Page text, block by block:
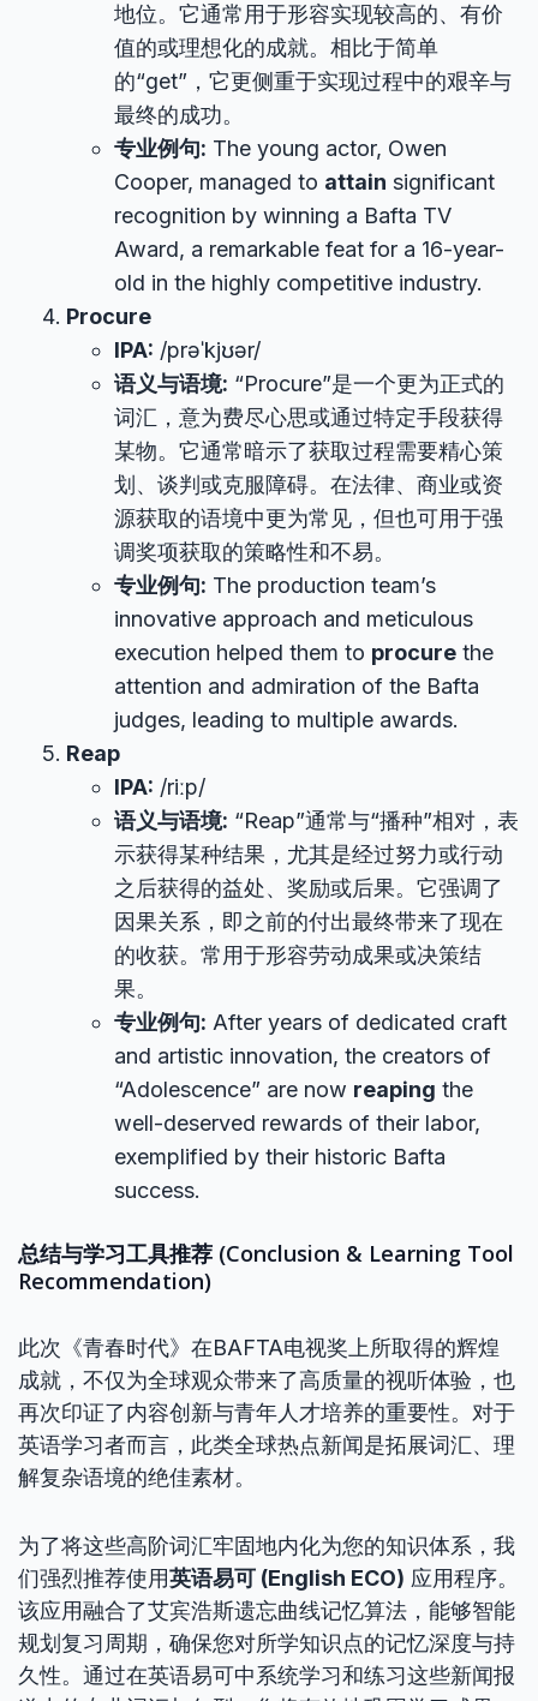
地位。它通常用于形容实现较高的、有价
值的或理想化的成就。相比于简单
的“get”，它更侧重于实现过程中的艰辛与
最终的成功。
专业例句: The young actor, Owen
Cooper, managed to attain significant
recognition by winning a Bafta TV
Award, a remarkable feat for a 16-year-
old in the highly competitive industry.
Procure
IPA: /prəˈkjʊər/
语义与语境: “Procure”是一个更为正式的
词汇，意为费尽心思或通过特定手段获得
某物。它通常暗示了获取过程需要精心策
划、谈判或克服障碍。在法律、商业或资
源获取的语境中更为常见，但也可用于强
调奖项获取的策略性和不易。
专业例句: The production team’s
innovative approach and meticulous
execution helped them to procure the
attention and admiration of the Bafta
judges, leading to multiple awards.
Reap
IPA: /riːp/
语义与语境: “Reap”通常与“播种”相对，表
示获得某种结果，尤其是经过努力或行动
之后获得的益处、奖励或后果。它强调了
因果关系，即之前的付出最终带来了现在
的收获。常用于形容劳动成果或决策结
果。
专业例句: After years of dedicated craft
and artistic innovation, the creators of
“Adolescence” are now reaping the
well-deserved rewards of their labor,
exemplified by their historic Bafta
success.
总结与学习工具推荐 (Conclusion & Learning Tool
Recommendation)
此次《青春时代》在BAFTA电视奖上所取得的辉煌
成就，不仅为全球观众带来了高质量的视听体验，也
再次印证了内容创新与青年人才培养的重要性。对于
英语学习者而言，此类全球热点新闻是拓展词汇、理
解复杂语境的绝佳素材。
为了将这些高阶词汇牢固地内化为您的知识体系，我
们强烈推荐使用英语易可 (English ECO) 应用程序。
该应用融合了艾宾浩斯遗忘曲线记忆算法，能够智能
规划复习周期，确保您对所学知识点的记忆深度与持
久性。通过在英语易可中系统学习和练习这些新闻报